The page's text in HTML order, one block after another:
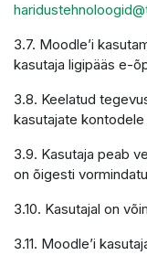
3.7. Moodle’i
kasutaja ligipääs e-
3.8. Keelatud
kasutajate
3.9. Kasutaja peab
on õigesti
3.10. Kasutajal on
3.11. Moodle’i